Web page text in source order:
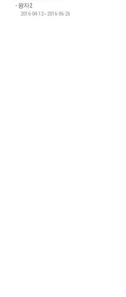
왕자2
2016-04-12~2016-06-26